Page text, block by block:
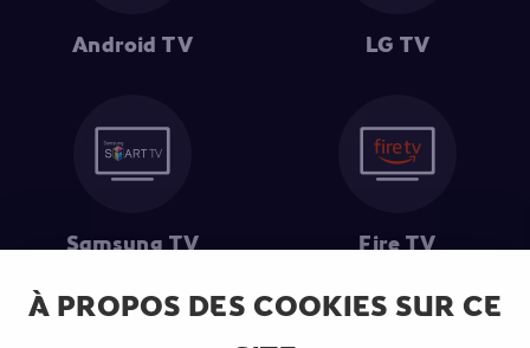
À PROPOS DES COOKIES SUR CE
Android TV LG TV
Samsung TV Fire TV